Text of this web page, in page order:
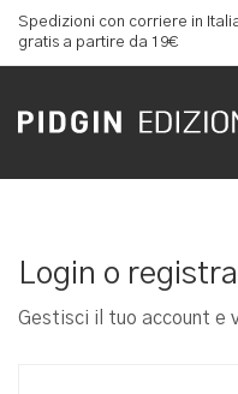
Spedizioni con corriere in
gratis a partire da 19€
Login o
Gestisci il tuo account e